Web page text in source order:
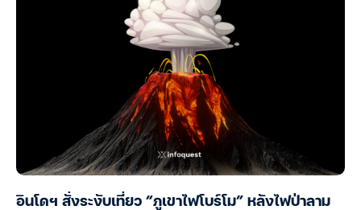
อินโดฯ สั่งระงับเที่ยว “ภูเขาไฟโบร์โม” หลังไฟป่าลาม